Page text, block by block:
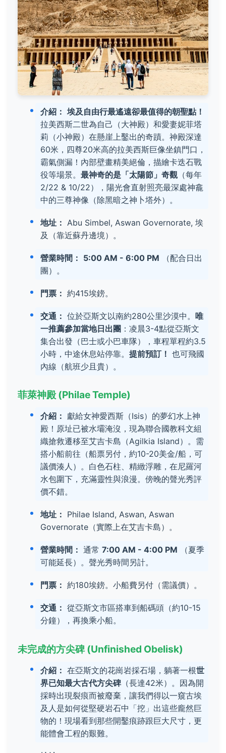
介紹： 埃及自由行最遙遠卻最值得的朝聖點！
拉美西斯二世為自己（大神殿）和愛妻妮菲塔
莉（小神殿）在懸崖上鑿出的奇蹟。神殿深達
60米，四尊20米高的拉美西斯巨像坐鎮門口，
霸氣側漏！內部壁畫精美絕倫，描繪卡迭石戰
役等場景。 最神奇的是「太陽節」奇觀（每年
2/22 & 10/22），陽光會直射照亮最深處神龕
中的三尊神像（除黑暗之神卜塔外）。
地址： Abu Simbel, Aswan Governorate, 埃
及（靠近蘇丹邊境）。
營業時間： 5:00 AM - 6:00 PM （配合日出
團）。
門票： 約415埃鎊。
交通： 位於亞斯文以南約280公里沙漠中。 唯
一推薦參加當地日出團 ：凌晨3-4點從亞斯文
集合出發（巴士或小巴車隊），車程單程約3.5
小時，中途休息站停靠。 提前預訂！ 也可飛國
內線（航班少且貴）。
菲萊神殿 (Philae Temple)
介紹： 獻給女神愛西斯（Isis）的夢幻水上神
殿！原址已被水壩淹沒，現為聯合國教科文組
織搶救遷移至艾吉卡島（Agilkia Island）。需
搭小船前往（船票另付，約10-20美金/船，可
議價湊人）。白色石柱、精緻浮雕，在尼羅河
水包圍下，充滿靈性與浪漫。傍晚的聲光秀評
價不錯。
地址： Philae Island, Aswan, Aswan
Governorate（實際上在艾吉卡島）。
營業時間： 通常 7:00 AM - 4:00 PM （夏季
可能延長）。聲光秀時間另計。
門票： 約180埃鎊。小船費另付（需議價）。
交通： 從亞斯文市區搭車到船碼頭（約10-15
分鐘），再換乘小船。
未完成的方尖碑 (Unfinished Obelisk)
介紹： 在亞斯文的花崗岩採石場，躺著一根世
界已知最大古代方尖碑（長達42米）。因為開
採時出現裂痕而被廢棄，讓我們得以一窺古埃
及人是如何從堅硬岩石中「挖」出這些龐然巨
物的！現場看到那些開鑿痕跡跟巨大尺寸，更
能體會工程的艱難。